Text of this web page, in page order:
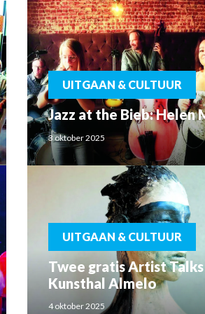
UITGAAN & CULTUUR
Jazz at the Bieb: Helen
3 oktober 2025
UITGAAN & CULTUUR
Twee gratis Artist Talks
Kunsthal Almelo
4 oktober 2025